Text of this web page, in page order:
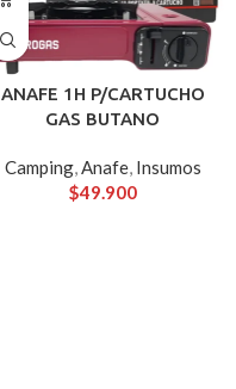
ANAFE 1H P/CARTUCHO
GAS BUTANO
Camping,Anafe, Insumos
$49.900